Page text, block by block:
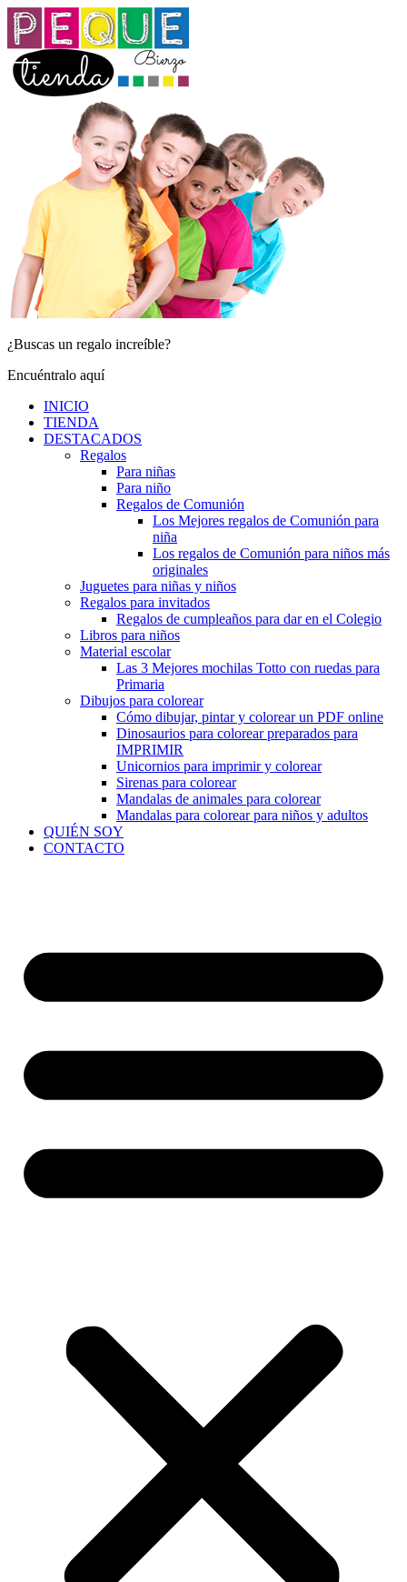
¿Buscas un regalo increíble?
Encuéntralo aquí
INICIO
TIENDA
DESTACADOS
Regalos
Para niñas
Para niño
Regalos de Comunión
Los Mejores regalos de Comunión para
niña
Los regalos de Comunión para niños más
originales
Juguetes para niñas y niños
Regalos para invitados
Regalos de cumpleaños para dar en el Colegio
Libros para niños
Material escolar
Las 3 Mejores mochilas Totto con ruedas para
Primaria
Dibujos para colorear
Cómo dibujar, pintar y colorear un PDF online
Dinosaurios para colorear preparados para
IMPRIMIR
Unicornios para imprimir y colorear
Sirenas para colorear
Mandalas de animales para colorear
Mandalas para colorear para niños y adultos
QUIÉN SOY
CONTACTO